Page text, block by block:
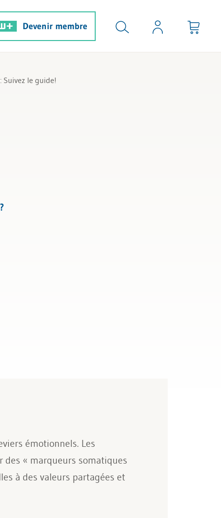
Devenir membre
le guide!
émotionnels. Les
« marqueurs somatiques
à des valeurs partagées et